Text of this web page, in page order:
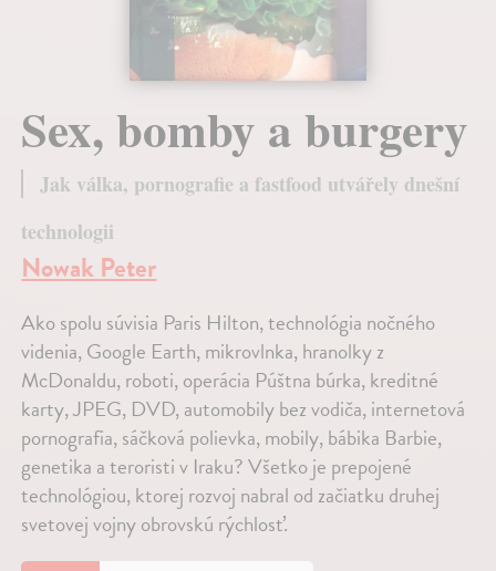
Sex, bomby a burgery
Jak válka, pornografie a fastfood utvářely dnešní
technologii
Nowak Peter
Ako spolu súvisia Paris Hilton, technológia nočného
videnia, Google Earth, mikrovlnka, hranolky z
McDonaldu, roboti, operácia Púštna búrka, kreditné
karty, JPEG, DVD, automobily bez vodiča, internetová
pornografia, sáčková polievka, mobily, bábika Barbie,
genetika a teroristi v Iraku? Všetko je prepojené
technológiou, ktorej rozvoj nabral od začiatku druhej
svetovej vojny obrovskú rýchlosť.